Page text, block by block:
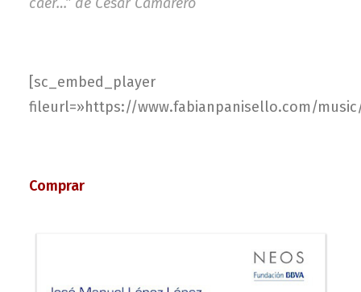
[sc_embed_player
fileurl=»https://www.fabianpanisello.com/
Comprar